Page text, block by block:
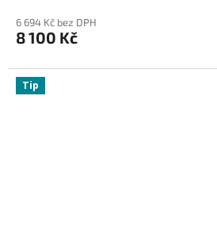
6 694 Kč bez DPH
8 100 Kč
Tip